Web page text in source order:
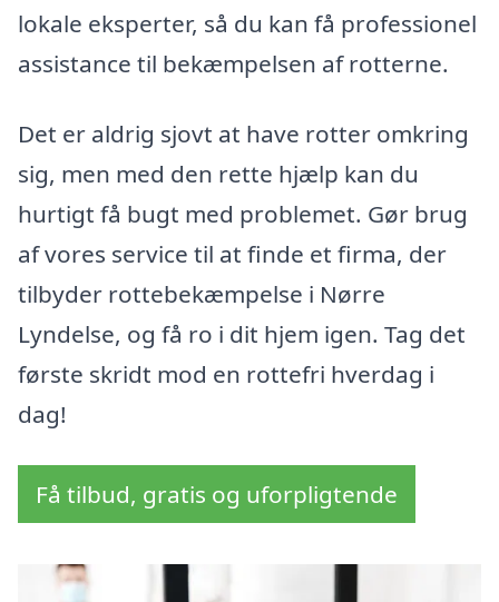
lokale eksperter, så du kan få professionel
assistance til bekæmpelsen af rotterne.
Det er aldrig sjovt at have rotter omkring
sig, men med den rette hjælp kan du
hurtigt få bugt med problemet. Gør brug
af vores service til at finde et firma, der
tilbyder rottebekæmpelse i Nørre
Lyndelse, og få ro i dit hjem igen. Tag det
første skridt mod en rottefri hverdag i
dag!
Få tilbud, gratis og uforpligtende